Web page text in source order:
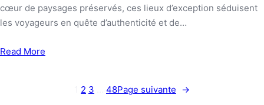
cœur de paysages préservés, ces lieux d’exception séduisent
les voyageurs en quête d’authenticité et de…
Read More
2 3 48Page suivante →